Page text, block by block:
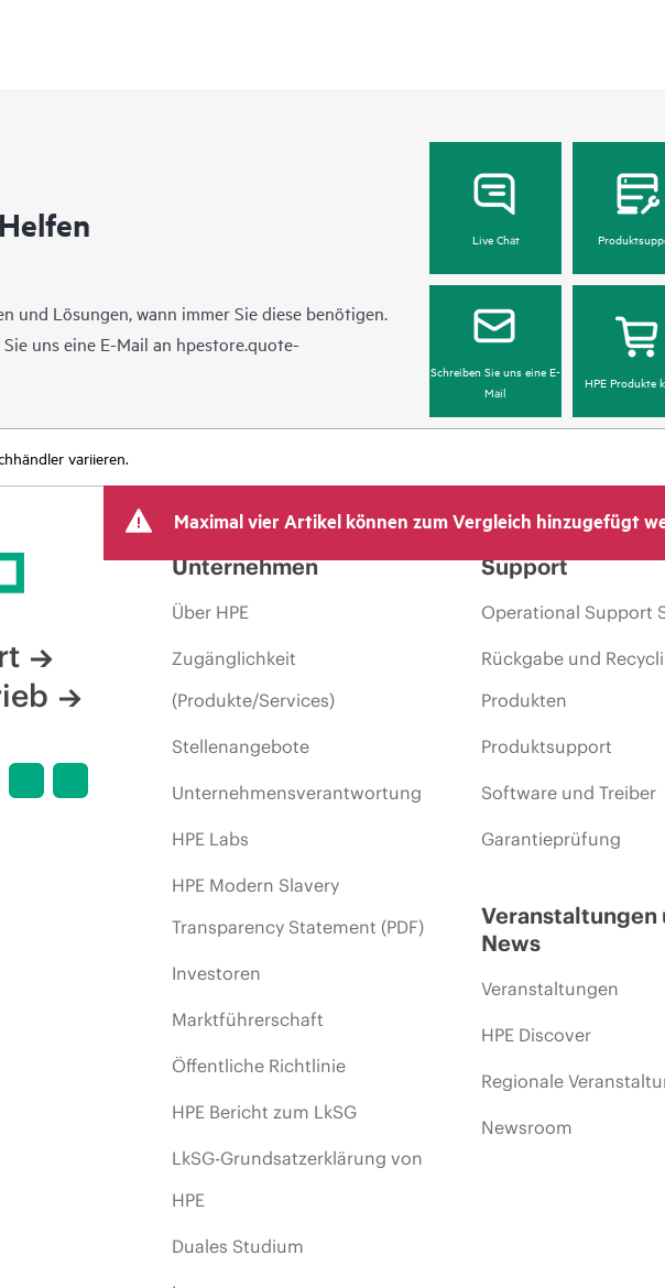
und Lösungen, wann immer Sie diese benötigen.
uns eine E-Mail an hpestore.quote-
Live Chat
Schreiben Sie uns eine E-
Mail
HPE Produkte
variieren.
Maximal vier Artikel können zum Vergleich hinzugefügt
Unternehmen
Über HPE
Zugänglichkeit
(Produkte/Services)
Stellenangebote
Unternehmensverantwortung
HPE Labs
HPE Modern Slavery
Transparency Statement (PDF)
Investoren
Marktführerschaft
Öffentliche Richtlinie
HPE Bericht zum LkSG
LkSG-Grundsatzerklärung von
HPE
Duales Studium
Support
Operational Support
Rückgabe und
Produkten
Produktsupport
Software und Treiber
Garantieprüfung
Veranstaltungen
News
Veranstaltungen
HPE Discover
Regionale
Newsroom